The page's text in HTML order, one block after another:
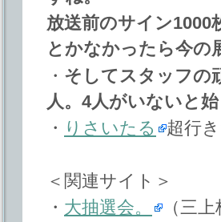
放送前のサイン1000
とかなかったら今の
・ そしてスタッフの
人。4人がいないと
・ りさいたる 超行
＜関連サイト＞
・ 大抽選会。
（三